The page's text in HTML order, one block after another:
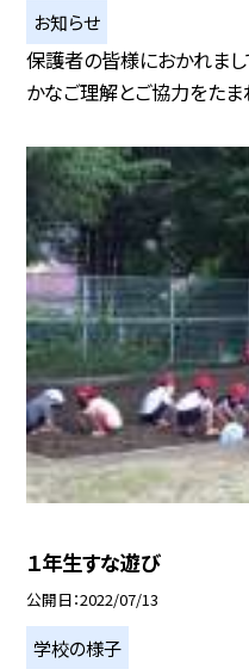
お知らせ
保護者の皆様におかれまし
かなご理解とご協力をたま
１年生すな遊び
公開日 2022/07/13
学校の様子